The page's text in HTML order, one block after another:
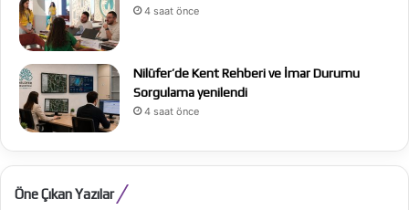
4 saat önce
Nilüfer’de Kent Rehberi ve İmar Durumu
Sorgulama yenilendi
4 saat önce
Öne Çıkan Yazılar